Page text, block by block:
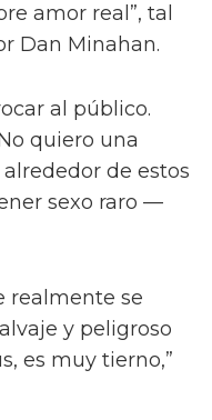
amor real”, tal
Dan Minahan.
al público.
quiero una
de estos
sexo raro —
realmente se
y peligroso
es muy tierno,”